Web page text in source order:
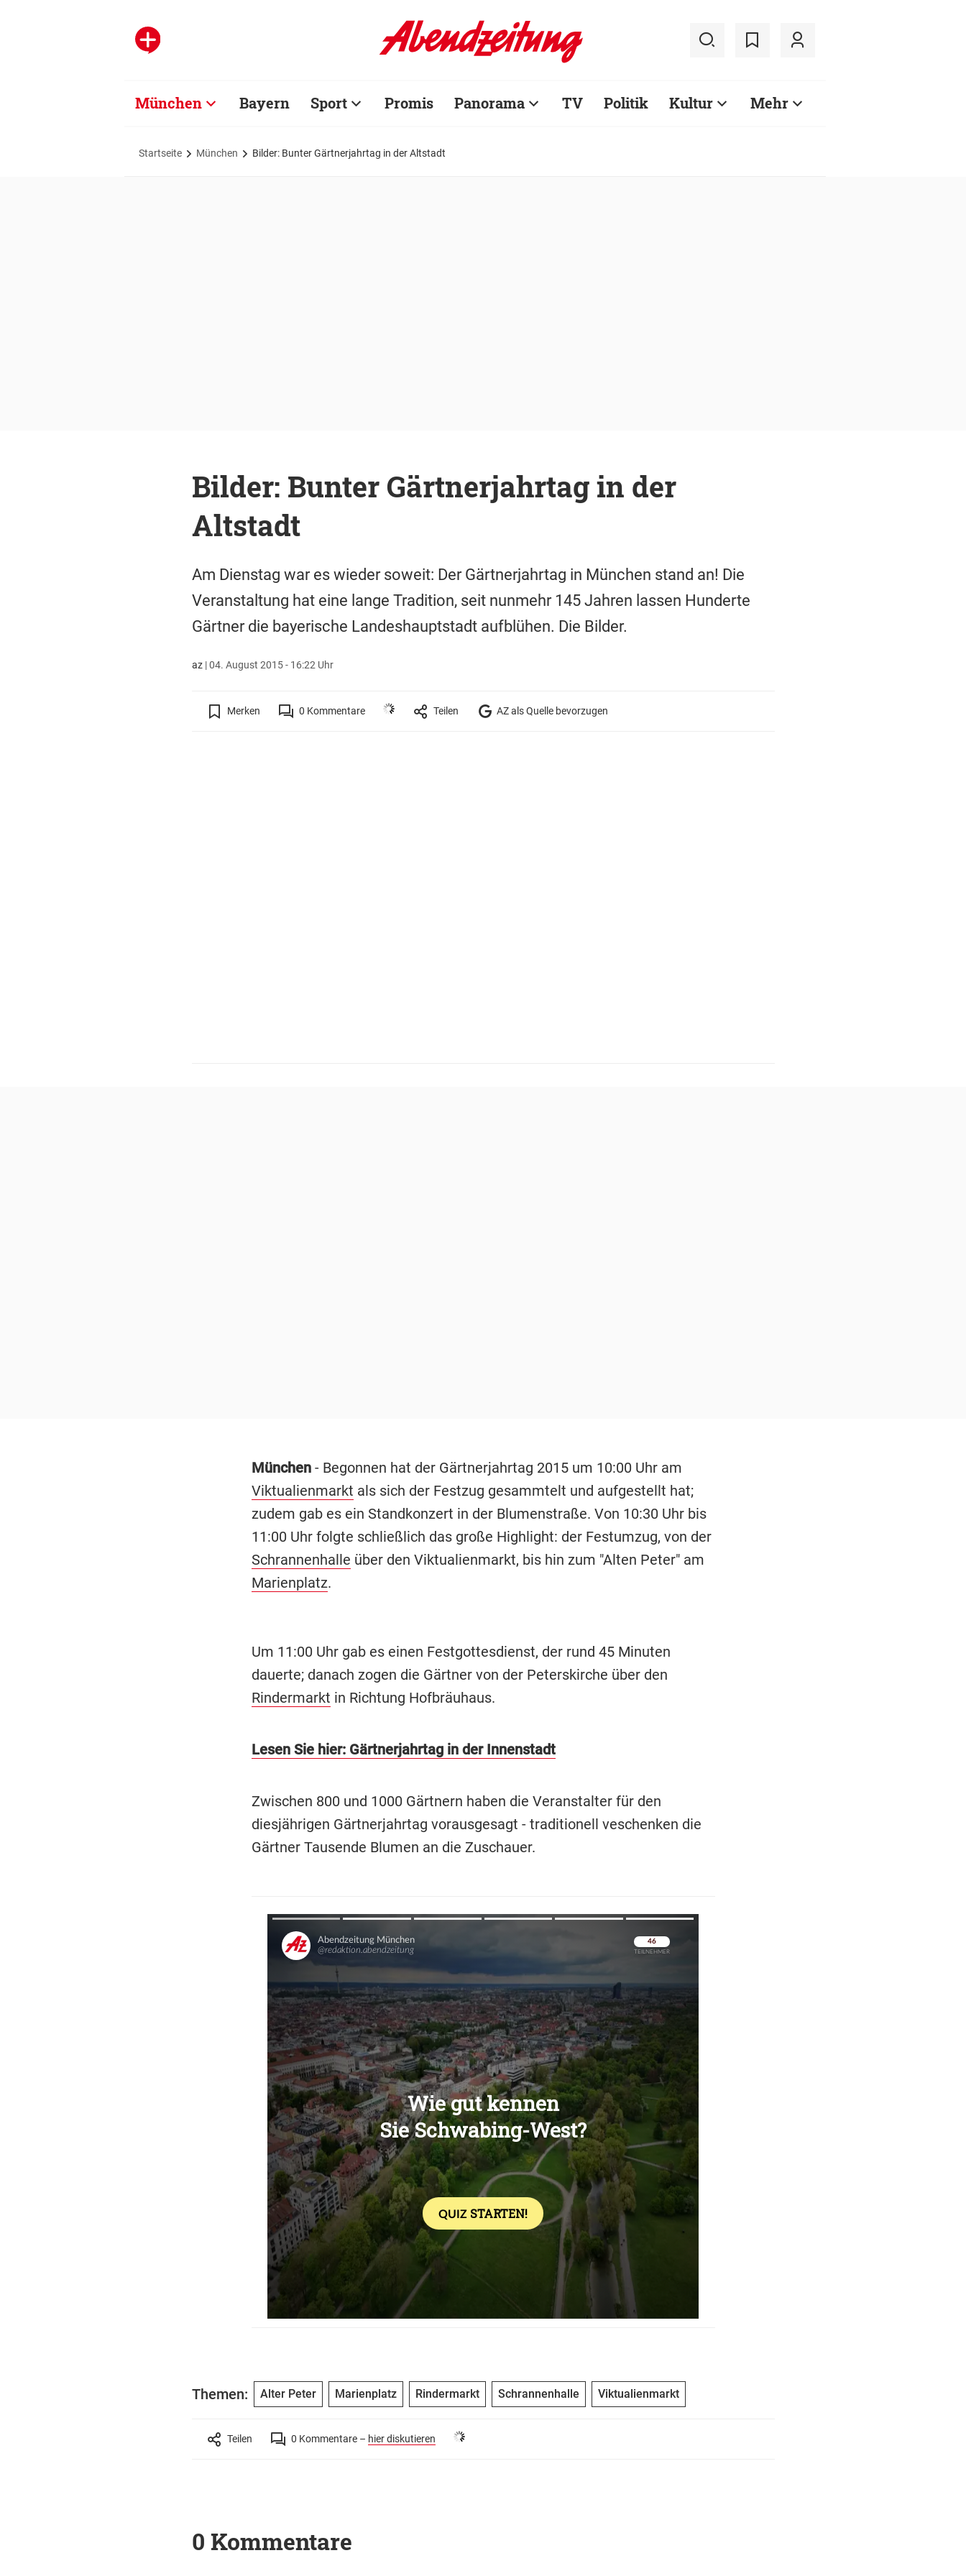
München Bayern Sport Promis Panorama TV Politik Kultur Mehr
Startseite München Bilder: Bunter Gärtnerjahrtag in der Altstadt
Bilder: Bunter Gärtnerjahrtag in der
Altstadt
Am Dienstag war es wieder soweit: Der Gärtnerjahrtag in München stand an! Die
Veranstaltung hat eine lange Tradition, seit nunmehr 145 Jahren lassen Hunderte
Gärtner die bayerische Landeshauptstadt aufblühen. Die Bilder.
az|04. August 2015 - 16:22 Uhr
Merken 0 Kommentare Teilen AZ als Quelle bevorzugen
München- Begonnen hat der Gärtnerjahrtag 2015 um 10:00 Uhr am
Viktualienmarkt als sich der Festzug gesammtelt und aufgestellt hat;
zudem gab es ein Standkonzert in der Blumenstraße. Von 10:30 Uhr bis
11:00 Uhr folgte schließlich das große Highlight: der Festumzug, von der
Schrannenhalle über den Viktualienmarkt, bis hin zum "Alten Peter" am
Marienplatz.
Um 11:00 Uhr gab es einen Festgottesdienst, der rund 45 Minuten
dauerte; danach zogen die Gärtner von der Peterskirche über den
Rindermarkt in Richtung Hofbräuhaus.
Lesen Sie hier: Gärtnerjahrtag in der Innenstadt
Zwischen 800 und 1000 Gärtnern haben die Veranstalter für den
diesjährigen Gärtnerjahrtag vorausgesagt - traditionell veschenken die
Gärtner Tausende Blumen an die Zuschauer.
Überspringen
Überspringen
Themen: Alter Peter Marienplatz Rindermarkt Schrannenhalle Viktualienmarkt
Teilen 0 Kommentare – hier diskutieren
0 Kommentare